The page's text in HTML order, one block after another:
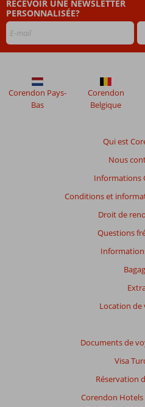
RECEVOIR UNE NEWSLETTER
PERSONNALISÉE?
Qui est
Nous
Informations
Conditions et
Droit de
Questions
Location de
Documents de
Visa
Réservation
Corendon Hotels
Corendon Pays-
Bas
Corendon
Belgique